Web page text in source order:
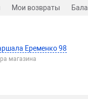
Мои возвраты
Еременко 98
магазина